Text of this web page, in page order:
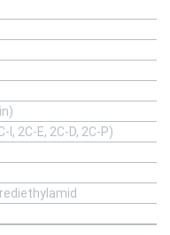
I, 2C-E, 2C-D, 2C-P)